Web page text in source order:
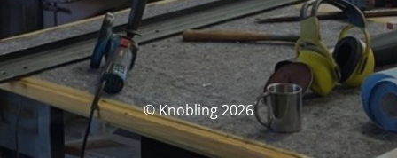
© Knobling 2026